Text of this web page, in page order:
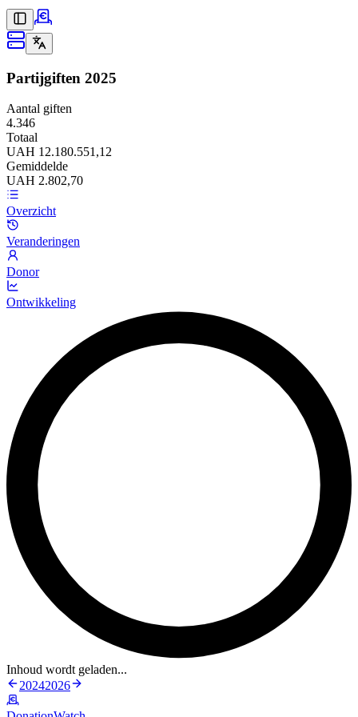
Partijgiften 2025
Aantal giften
4.346
Totaal
UAH 12.180.551,12
Gemiddelde
UAH 2.802,70
Overzicht
Veranderingen
Donor
Ontwikkeling
Inhoud wordt geladen...
20242026